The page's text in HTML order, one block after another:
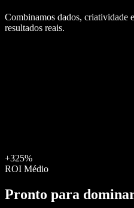
Combinamos dados, criatividade
resultados reais.
+325%
ROI Médio
Pronto para